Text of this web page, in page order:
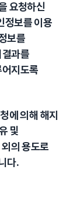
요청하신
정보를 이용
보를
과를
지도록
에 의해 해지
및
의 용도로
다.